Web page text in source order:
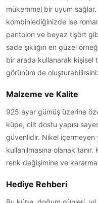
mükemmel bir uyum
kombinlediğinizde ise
pantolon ve beyaz tişört
sade şıklığın en güzel
bir arada kullanarak kişisel
görünüm de
Malzeme ve Kalite
925 ayar gümüş üzerine
küpe, cilt dostu yapısı
güvenlidir. Nikel içermeyen
kullanılmasına olanak
renk değişimine ve
Hediye Rehberi